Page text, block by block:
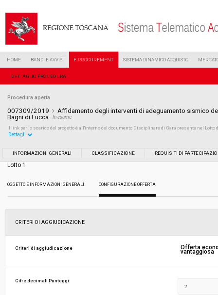
HOME BANDI E AVVISI E-PROCUREMENT SISTEMA DINAMICO ACQUISTO
DETTAGLIO PROCEDURA
Procedura aperta
007309/2019
Affidamento degli interventi di adeguamento sismico
Bagni di Lucca
In esame
Il link per lo scarico del progetto è all'interno del documento Disciplinare di Gara presente nel Lotto
Tipo di contratto:
05/04/2019 13:04
Svolgimento:
Responsabile attuale:
UNIONE DEI COMUNI MEDIA VALLE DEL
VINCOLO IDROGEOLOGICO - PROTEZIONE
Dettagli
INFORMAZIONI GENERALI CLASSIFICAZIONE REQUISITI DI
Lotto 1
OGGETTO E INFORMAZIONI GENERALI CONFIGURAZIONE OFFERTA
CRITERI DI AGGIUDICAZIONE
Criteri di aggiudicazione Offerta
vantaggiosa
Cifre decimali Punteggi